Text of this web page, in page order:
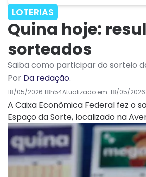
LOTERIAS
Quina hoje:
sorteados
Saiba como participar do sorteio
Por Da redação.
18/05/2026 18h54Atualizado em: 18/05/2026
A Caixa Econômica Federal fez o
Espaço da Sorte, localizado na